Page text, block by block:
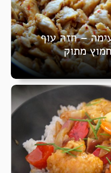
– חזה עוף
מתוק